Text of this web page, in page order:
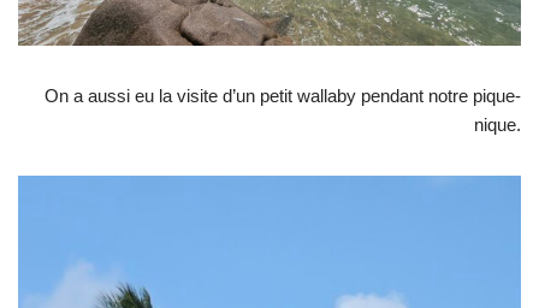
On a aussi eu la visite d’un petit wallaby pendant notre pique-
nique.